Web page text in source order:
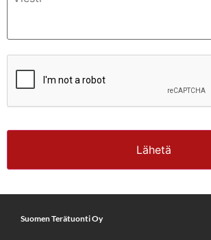
Suomen Terätuonti Oy